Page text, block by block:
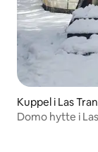
Kuppel i Las
Domo hytte i